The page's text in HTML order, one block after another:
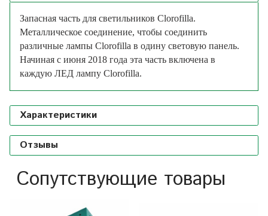
Запасная часть для светильников Clorofilla.
Металлическое соединение, чтобы соединить
различные лампы Clorofilla в одину световую панель.
Начиная с июня 2018 года эта часть включена в
каждую ЛЕД лампу Clorofilla.
Характеристики
Отзывы
Сопутствующие товары